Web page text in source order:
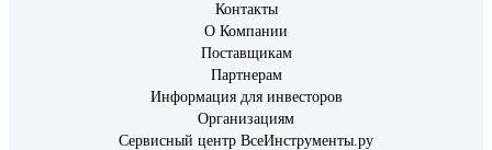
Контакты
О Компании
Поставщикам
Партнерам
Информация для инвесторов
Организациям
Сервисный центр ВсеИнструменты.ру